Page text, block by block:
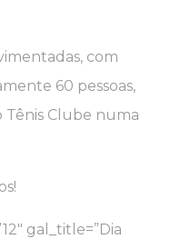
com
60 pessoas,
Clube numa
gal_title=”Dia